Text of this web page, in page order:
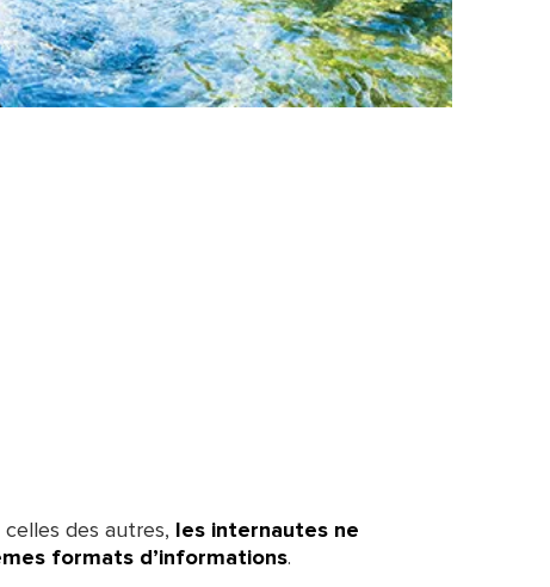
des autres, les internautes ne
formats d’informations.